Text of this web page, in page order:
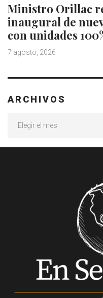
Ministro Orillac
inaugural de
con unidades
7 agosto, 2026
ARCHIVOS